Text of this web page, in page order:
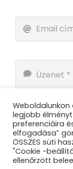
legjobb élményt
preferenciáira
elfogadása”
ÖSSZES süti
"Cookie -
ellenőrzött